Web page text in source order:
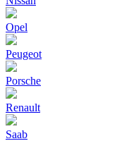
Opel
Peugeot
Porsche
Renault
Saab